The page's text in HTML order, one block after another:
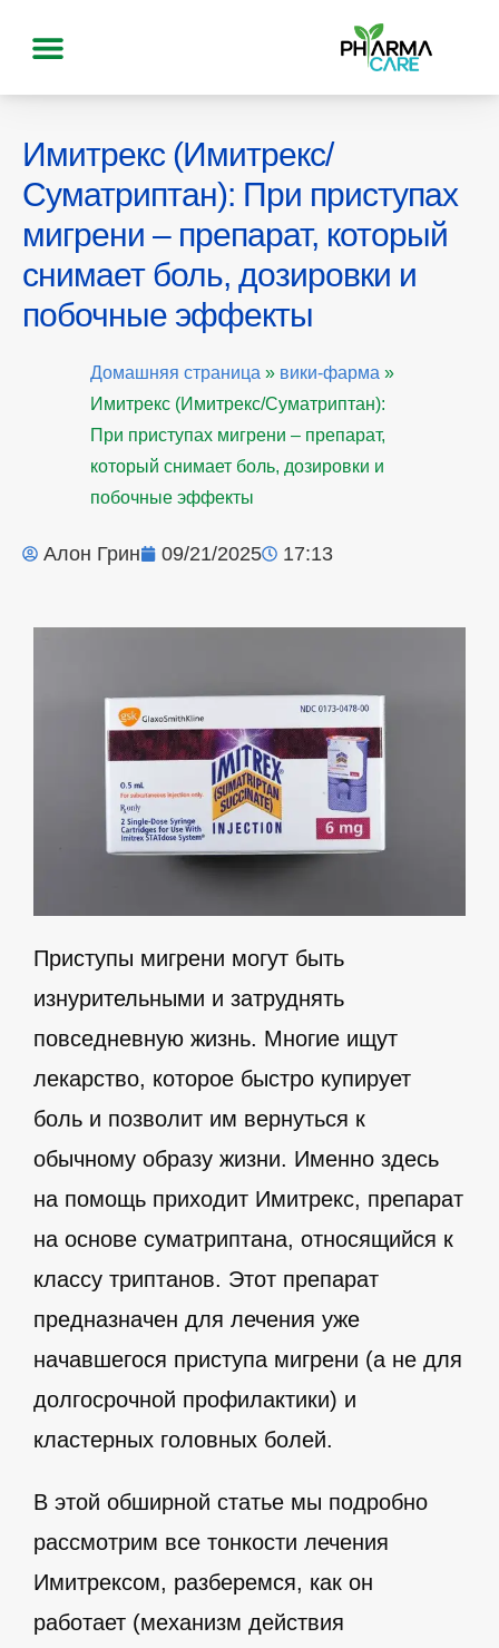
Имитрекс (Имитрекс/
Суматриптан): При приступах
мигрени – препарат, который
снимает боль, дозировки и
побочные эффекты
Домашняя страница » вики-фарма »
Имитрекс (Имитрекс/Суматриптан):
При приступах мигрени – препарат,
который снимает боль, дозировки и
побочные эффекты
Алон Грин 09/21/2025 17:13
Приступы мигрени могут быть
изнурительными и затруднять
повседневную жизнь. Многие ищут
лекарство, которое быстро купирует
боль и позволит им вернуться к
обычному образу жизни. Именно здесь
на помощь приходит Имитрекс, препарат
на основе суматриптана, относящийся к
классу триптанов. Этот препарат
предназначен для лечения уже
начавшегося приступа мигрени (а не для
долгосрочной профилактики) и
кластерных головных болей.
В этой обширной статье мы подробно
рассмотрим все тонкости лечения
Имитрексом, разберемся, как он
работает (механизм действия